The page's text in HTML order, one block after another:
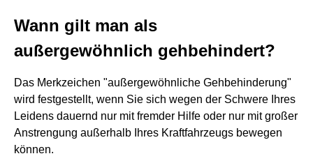
Wann gilt man als
außergewöhnlich gehbehindert?
Das Merkzeichen "außergewöhnliche Gehbehinderung"
wird festgestellt, wenn Sie sich wegen der Schwere Ihres
Leidens dauernd nur mit fremder Hilfe oder nur mit großer
Anstrengung außerhalb Ihres Kraftfahrzeugs bewegen
können.